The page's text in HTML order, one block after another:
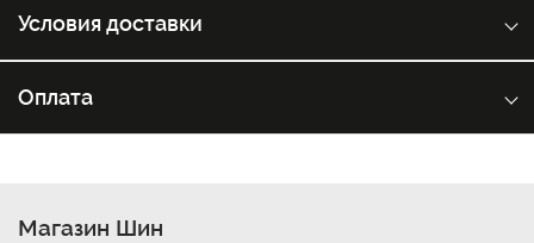
Условия доставки
Оплата
Магазин Шин